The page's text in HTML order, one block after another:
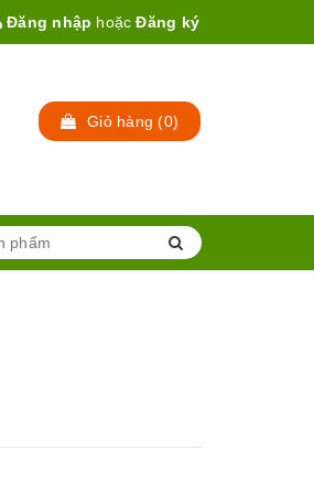
Đăng nhập hoặc Đăng ký
Giỏ hàng (0)